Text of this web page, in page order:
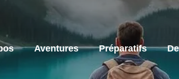
Aventures Préparatifs